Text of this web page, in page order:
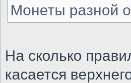
Монеты разной
На сколько
касается